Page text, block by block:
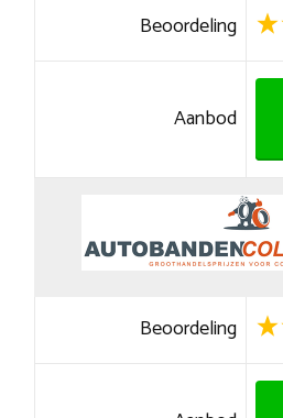
Beoordeling
Aanbod
Beoordeling